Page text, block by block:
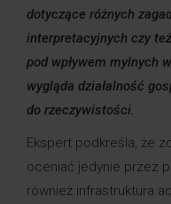
dotyczące różnych
interpretacyjnych czy
pod wpływem mylnych
wygląda działalność
do rzeczywistości.
Ekspert podkreśla, że
oceniać jedynie przez
również infrastruktura